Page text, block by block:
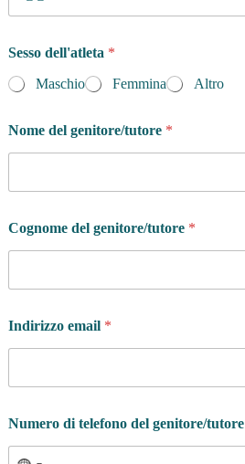
Sesso dell'atleta *
Maschio
Femmina Altro
Nome del genitore/tutore *
Q
u
e
o
Cognome del genitore/tutore *
Indirizzo email *
Numero di telefono del genitore/tutore